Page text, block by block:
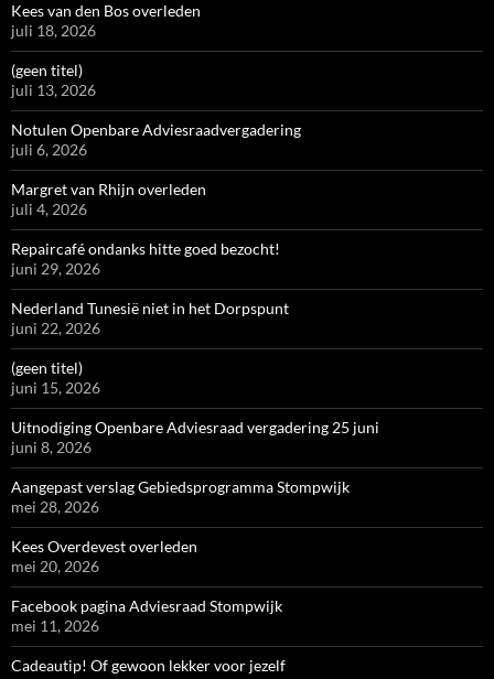
Kees van den Bos overleden
juli 18, 2026
(geen titel)
juli 13, 2026
Notulen Openbare Adviesraadvergadering
juli 6, 2026
Margret van Rhijn overleden
juli 4, 2026
Repaircafé ondanks hitte goed bezocht!
juni 29, 2026
Nederland Tunesië niet in het Dorpspunt
juni 22, 2026
(geen titel)
juni 15, 2026
Uitnodiging Openbare Adviesraad vergadering 25 juni
juni 8, 2026
Aangepast verslag Gebiedsprogramma Stompwijk
mei 28, 2026
Kees Overdevest overleden
mei 20, 2026
Facebook pagina Adviesraad Stompwijk
mei 11, 2026
Cadeautip! Of gewoon lekker voor jezelf